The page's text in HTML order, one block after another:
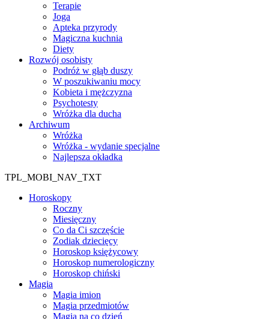
Terapie
Joga
Apteka przyrody
Magiczna kuchnia
Diety
Rozwój osobisty
Podróż w głąb duszy
W poszukiwaniu mocy
Kobieta i mężczyzna
Psychotesty
Wróżka dla ducha
Archiwum
Wróżka
Wróżka - wydanie specjalne
Najlepsza okładka
TPL_MOBI_NAV_TXT
Horoskopy
Roczny
Miesięczny
Co da Ci szczęście
Zodiak dziecięcy
Horoskop księżycowy
Horoskop numerologiczny
Horoskop chiński
Magia
Magia imion
Magia przedmiotów
Magia na co dzień